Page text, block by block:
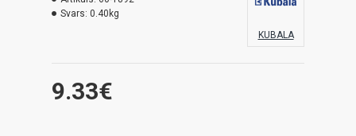
9.33€
Svars: 0.40kg
KUBALA